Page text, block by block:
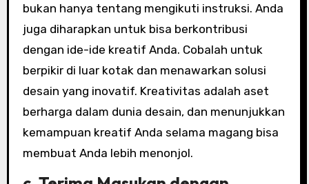
bukan hanya tentang mengikuti instruksi. Anda
juga diharapkan untuk bisa berkontribusi
dengan ide-ide kreatif Anda. Cobalah untuk
berpikir di luar kotak dan menawarkan solusi
desain yang inovatif. Kreativitas adalah aset
berharga dalam dunia desain, dan menunjukkan
kemampuan kreatif Anda selama magang bisa
membuat Anda lebih menonjol.